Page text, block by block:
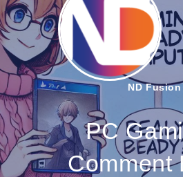
ND Fusion
PC
Comment